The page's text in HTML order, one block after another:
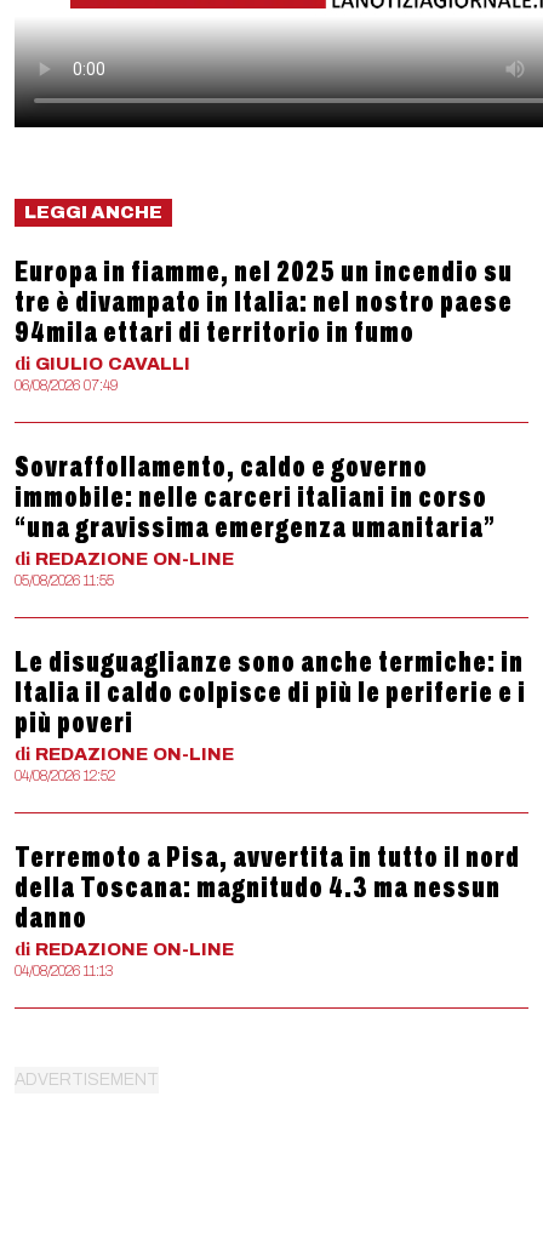
LEGGI ANCHE
Europa in fiamme, nel 2025 un incendio su
tre è divampato in Italia: nel nostro paese
94mila ettari di territorio in fumo
di GIULIO CAVALLI
06/08/2026 07:49
Sovraffollamento, caldo e governo
immobile: nelle carceri italiani in corso
“una gravissima emergenza umanitaria”
di REDAZIONE ON-LINE
05/08/2026 11:55
Le disuguaglianze sono anche termiche: in
Italia il caldo colpisce di più le periferie e i
più poveri
di REDAZIONE ON-LINE
04/08/2026 12:52
Terremoto a Pisa, avvertita in tutto il nord
della Toscana: magnitudo 4.3 ma nessun
danno
di REDAZIONE ON-LINE
04/08/2026 11:13